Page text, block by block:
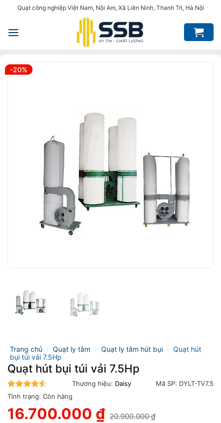
nội
Quạt công nghiệp Việt Nam, Nội Am, Xã Liên Ninh, Thanh Trì, Hà Nội
-20%
Trang chủ › Quạt ly tâm › Quạt ly tâm hút bụi › Quạt hút
bụi túi vải 7.5Hp
Quạt hút bụi túi vải 7.5Hp
4.5trên 5
Thương hiệu: Daisy Mã SP: DYLT-TV7.5
Tình trạng: Còn hàng
20.900.000₫
16.700.000 ₫